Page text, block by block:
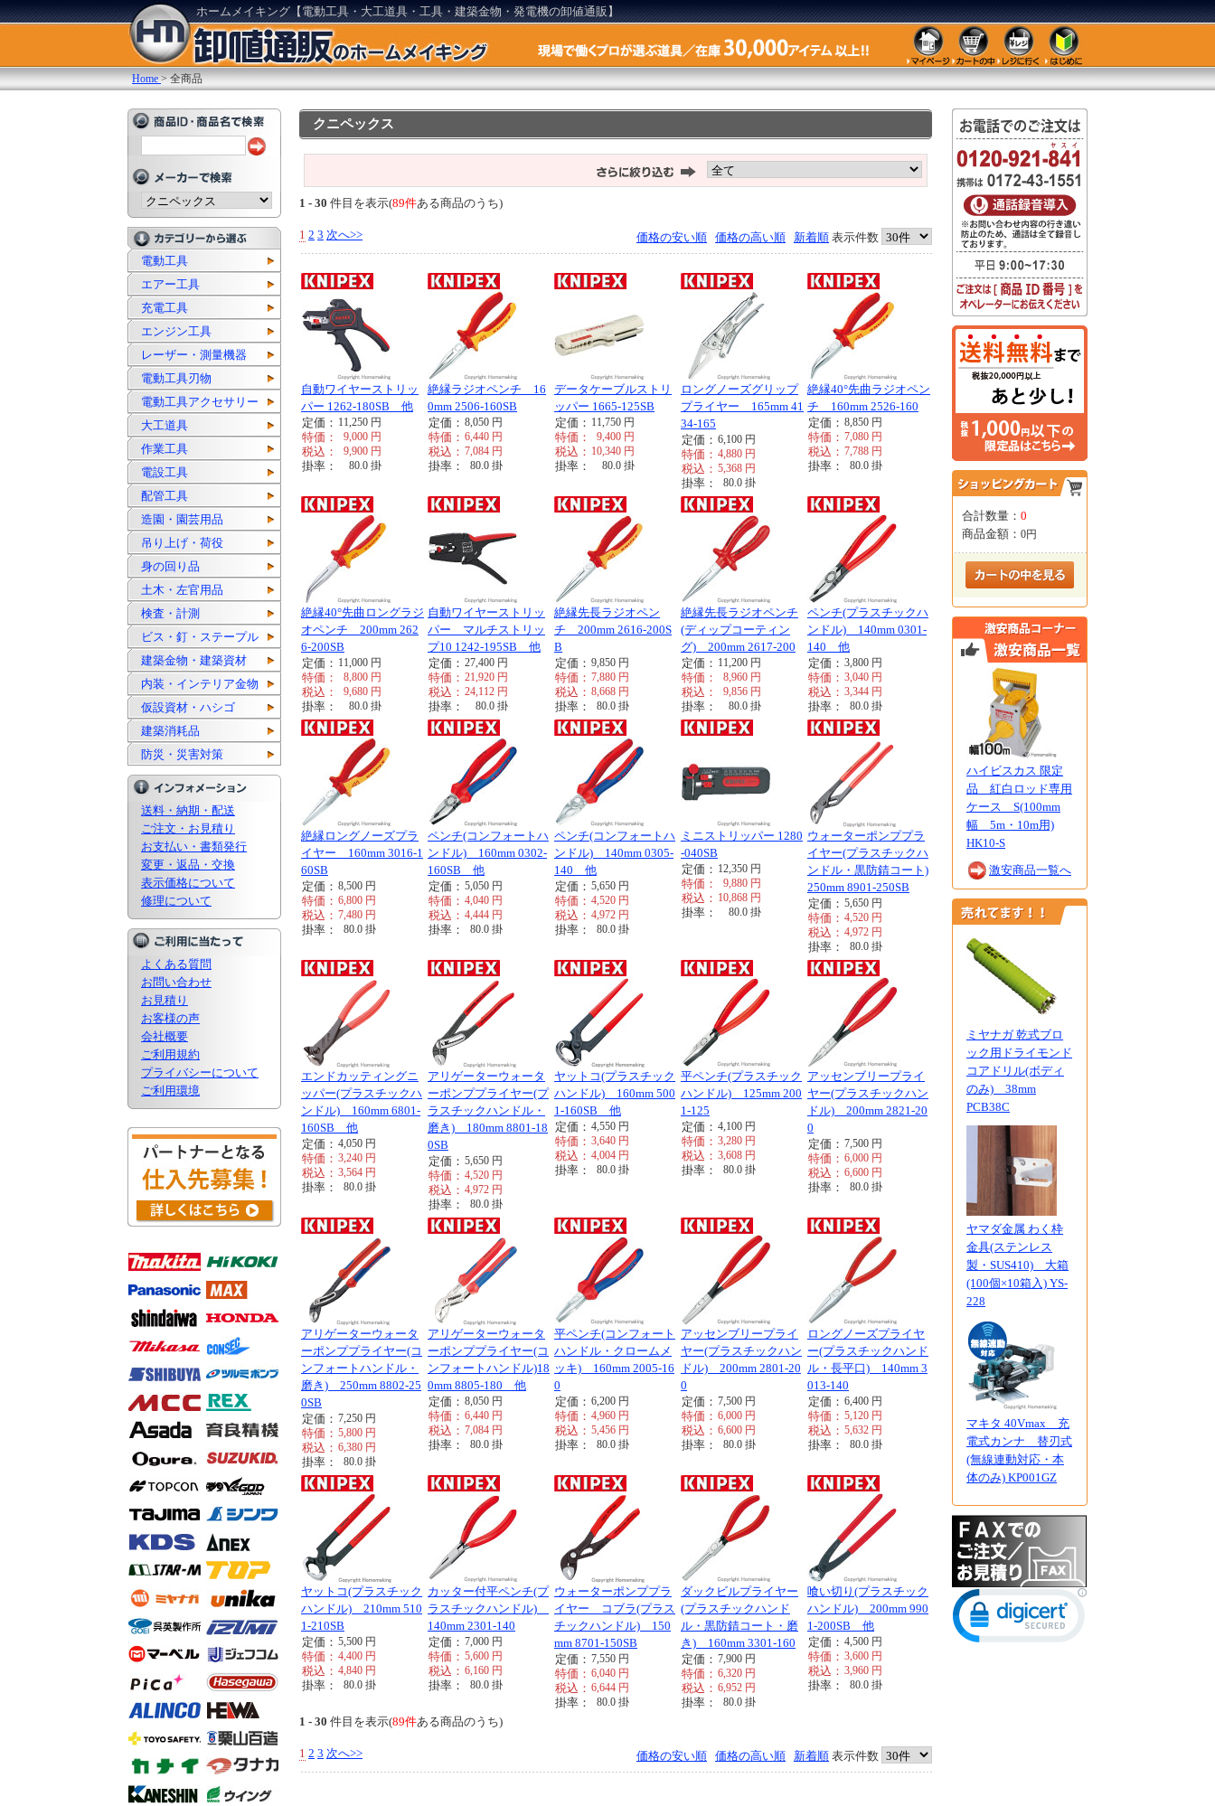
ホームメイキング【電動工具・大工道具・工具・建築金物・発電機の卸値通販】
Home >全商品
電動工具
エアー工具
充電工具
エンジン工具
レーザー・測量機器
電動工具刃物
電動工具アクセサリー
大工道具
作業工具
電設工具
配管工具
造園・園芸用品
吊り上げ・荷役
身の回り品
土木・左官用品
検査・計測
ビス・釘・ステープル
建築金物・建築資材
内装・インテリア金物
仮設資材・ハシゴ
建築消耗品
防災・災害対策
送料・納期・配送
ご注文・お見積り
お支払い・書類発行
変更・返品・交換
表示価格について
修理について
よくある質問
お問い合わせ
お見積り
お客様の声
会社概要
ご利用規約
プライバシーについて
ご利用環境
クニペックス
1 - 30 件目を表示(89件ある商品のうち)
価格の安い順 価格の高い順 新着順 表示件数
1 2 3 次へ>>
自動ワイヤーストリッ
パー 1262-180SB 他
定価： 11,250 円
特価： 9,000 円
税込： 9,900 円
掛率： 80.0 掛
絶縁ラジオペンチ 16
0mm 2506-160SB
定価： 8,050 円
特価： 6,440 円
税込： 7,084 円
掛率： 80.0 掛
データケーブルストリ
ッパー 1665-125SB
定価： 11,750 円
特価： 9,400 円
税込： 10,340 円
掛率： 80.0 掛
ロングノーズグリップ
プライヤー 165mm 41
34-165
定価： 6,100 円
特価： 4,880 円
税込： 5,368 円
掛率： 80.0 掛
絶縁40°先曲ラジオペン
チ 160mm 2526-160
定価： 8,850 円
特価： 7,080 円
税込： 7,788 円
掛率： 80.0 掛
絶縁40°先曲ロングラジ
オペンチ 200mm 262
6-200SB
定価： 11,000 円
特価： 8,800 円
税込： 9,680 円
掛率： 80.0 掛
自動ワイヤーストリッ
パー マルチストリッ
プ10 1242-195SB 他
定価： 27,400 円
特価： 21,920 円
税込： 24,112 円
掛率： 80.0 掛
絶縁先長ラジオペン
チ 200mm 2616-200S
B
定価： 9,850 円
特価： 7,880 円
税込： 8,668 円
掛率： 80.0 掛
絶縁先長ラジオペンチ
(ディップコーティン
グ) 200mm 2617-200
定価： 11,200 円
特価： 8,960 円
税込： 9,856 円
掛率： 80.0 掛
ペンチ(プラスチックハ
ンドル) 140mm 0301-
140 他
定価： 3,800 円
特価： 3,040 円
税込： 3,344 円
掛率： 80.0 掛
絶縁ロングノーズプラ
イヤー 160mm 3016-1
60SB
定価： 8,500 円
特価： 6,800 円
税込： 7,480 円
掛率： 80.0 掛
ペンチ(コンフォートハ
ンドル) 160mm 0302-
160SB 他
定価： 5,050 円
特価： 4,040 円
税込： 4,444 円
掛率： 80.0 掛
ペンチ(コンフォートハ
ンドル) 140mm 0305-
140 他
定価： 5,650 円
特価： 4,520 円
税込： 4,972 円
掛率： 80.0 掛
ミニストリッパー 1280
-040SB
定価： 12,350 円
特価： 9,880 円
税込： 10,868 円
掛率： 80.0 掛
ウォーターポンププラ
イヤー(プラスチックハ
ンドル・黒防錆コート)
250mm 8901-250SB
定価： 5,650 円
特価： 4,520 円
税込： 4,972 円
掛率： 80.0 掛
エンドカッティングニ
ッパー(プラスチックハ
ンドル) 160mm 6801-
160SB 他
定価： 4,050 円
特価： 3,240 円
税込： 3,564 円
掛率： 80.0 掛
アリゲーターウォータ
ーポンププライヤー(プ
ラスチックハンドル・
磨き) 180mm 8801-18
0SB
定価： 5,650 円
特価： 4,520 円
税込： 4,972 円
掛率： 80.0 掛
ヤットコ(プラスチック
ハンドル) 160mm 500
1-160SB 他
定価： 4,550 円
特価： 3,640 円
税込： 4,004 円
掛率： 80.0 掛
平ペンチ(プラスチック
ハンドル) 125mm 200
1-125
定価： 4,100 円
特価： 3,280 円
税込： 3,608 円
掛率： 80.0 掛
アッセンブリープライ
ヤー(プラスチックハン
ドル) 200mm 2821-20
0
定価： 7,500 円
特価： 6,000 円
税込： 6,600 円
掛率： 80.0 掛
アリゲーターウォータ
ーポンププライヤー(コ
ンフォートハンドル・
磨き) 250mm 8802-25
0SB
定価： 7,250 円
特価： 5,800 円
税込： 6,380 円
掛率： 80.0 掛
アリゲーターウォータ
ーポンププライヤー(コ
ンフォートハンドル)18
0mm 8805-180 他
定価： 8,050 円
特価： 6,440 円
税込： 7,084 円
掛率： 80.0 掛
平ペンチ(コンフォート
ハンドル・クロームメ
ッキ) 160mm 2005-16
0
定価： 6,200 円
特価： 4,960 円
税込： 5,456 円
掛率： 80.0 掛
アッセンブリープライ
ヤー(プラスチックハン
ドル) 200mm 2801-20
0
定価： 7,500 円
特価： 6,000 円
税込： 6,600 円
掛率： 80.0 掛
ロングノーズプライヤ
ー(プラスチックハンド
ル・長平口) 140mm 3
013-140
定価： 6,400 円
特価： 5,120 円
税込： 5,632 円
掛率： 80.0 掛
ヤットコ(プラスチック
ハンドル) 210mm 510
1-210SB
定価： 5,500 円
特価： 4,400 円
税込： 4,840 円
掛率： 80.0 掛
カッター付平ペンチ(プ
ラスチックハンドル)
140mm 2301-140
定価： 7,000 円
特価： 5,600 円
税込： 6,160 円
掛率： 80.0 掛
ウォーターポンププラ
イヤー コブラ(プラス
チックハンドル) 150
mm 8701-150SB
定価： 7,550 円
特価： 6,040 円
税込： 6,644 円
掛率： 80.0 掛
ダックビルプライヤー
(プラスチックハンド
ル・黒防錆コート・磨
き) 160mm 3301-160
定価： 7,900 円
特価： 6,320 円
税込： 6,952 円
掛率： 80.0 掛
喰い切り(プラスチック
ハンドル) 200mm 990
1-200SB 他
定価： 4,500 円
特価： 3,600 円
税込： 3,960 円
掛率： 80.0 掛
1 - 30 件目を表示(89件ある商品のうち)
価格の安い順 価格の高い順 新着順 表示件数
1 2 3 次へ>>
合計数量： 0
商品金額： 0円
ハイビスカス 限定
品 紅白ロッド専用
ケース S(100mm
幅 5m・10m用)
HK10-S
激安商品一覧へ
ミヤナガ 乾式ブロ
ック用ドライモンド
コアドリル(ボディ
のみ) 38mm
PCB38C
ヤマダ金属 わく枠
金具(ステンレス
製・SUS410) 大箱
(100個×10箱入) YS-
228
マキタ 40Vmax 充
電式カンナ 替刃式
(無線連動対応・本
体のみ) KP001GZ